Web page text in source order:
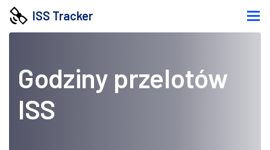
ISS Tracker
Godziny przelotów
ISS